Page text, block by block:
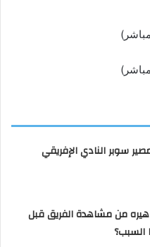
سوبر النادي الإفريقي
من مشاهدة الفريق قبل
السبب؟